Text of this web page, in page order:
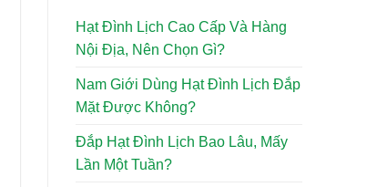
Hạt Đình Lịch Cao Cấp Và Hàng
Nội Địa, Nên Chọn Gì?
Nam Giới Dùng Hạt Đình Lịch Đắp
Mặt Được Không?
Đắp Hạt Đình Lịch Bao Lâu, Mấy
Lần Một Tuần?